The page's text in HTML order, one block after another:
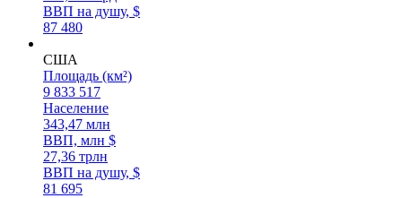
ВВП на душу, $
87 480
США
Площадь (км²)
9 833 517
Население
343,47 млн
ВВП, млн $
27,36 трлн
ВВП на душу, $
81 695